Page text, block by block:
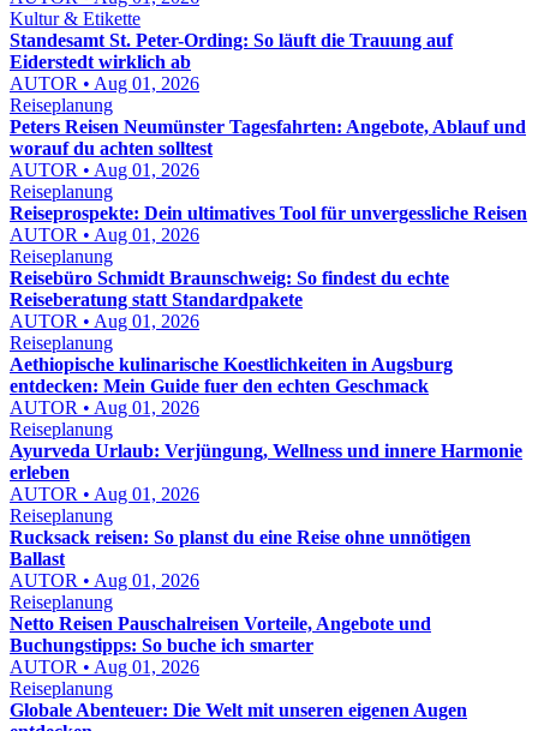
Kultur & Etikette
Standesamt St. Peter-Ording: So läuft die Trauung auf
Eiderstedt wirklich ab
AUTOR • Aug 01, 2026
Reiseplanung
Peters Reisen Neumünster Tagesfahrten: Angebote, Ablauf und
worauf du achten solltest
AUTOR • Aug 01, 2026
Reiseplanung
Reiseprospekte: Dein ultimatives Tool für unvergessliche Reisen
AUTOR • Aug 01, 2026
Reiseplanung
Reisebüro Schmidt Braunschweig: So findest du echte
Reiseberatung statt Standardpakete
AUTOR • Aug 01, 2026
Reiseplanung
Aethiopische kulinarische Koestlichkeiten in Augsburg
entdecken: Mein Guide fuer den echten Geschmack
AUTOR • Aug 01, 2026
Reiseplanung
Ayurveda Urlaub: Verjüngung, Wellness und innere Harmonie
erleben
AUTOR • Aug 01, 2026
Reiseplanung
Rucksack reisen: So planst du eine Reise ohne unnötigen
Ballast
AUTOR • Aug 01, 2026
Reiseplanung
Netto Reisen Pauschalreisen Vorteile, Angebote und
Buchungstipps: So buche ich smarter
AUTOR • Aug 01, 2026
Reiseplanung
Globale Abenteuer: Die Welt mit unseren eigenen Augen